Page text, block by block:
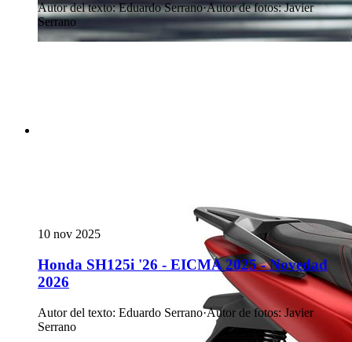
Autor del texto: Eduardo Serrano·Autor de fotos: Javier
Serrano
10 nov 2025
Honda SH125i '26 - EICMA 2025 - Novedad
2026
Autor del texto: Eduardo Serrano·Autor de fotos: Javier
Serrano